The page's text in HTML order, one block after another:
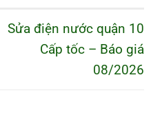
Sửa điện nước quận 10
Cấp tốc – Báo giá
08/2026